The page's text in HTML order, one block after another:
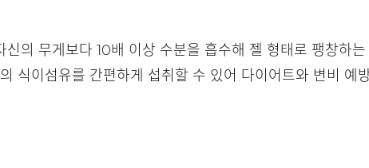
신의 무게보다 10배 이상 수분을 흡수해 젤 형태로 팽창하
식이섬유를 간편하게 섭취할 수 있어 다이어트와 변비 예